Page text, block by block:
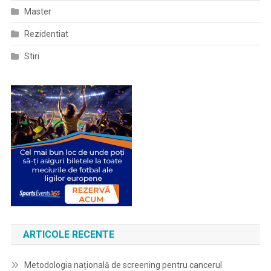
Master
Rezidentiat
Stiri
ARTICOLE RECENTE
Metodologia națională de screening pentru cancerul